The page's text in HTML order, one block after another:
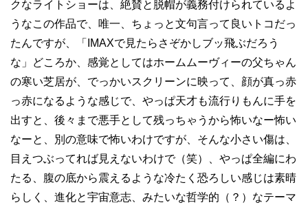
クなライトショーは、絶賛と脱帽が義務付けられているよ
うなこの作品で、唯一、ちょっと文句言って良いトコだっ
たんですが、「IMAXで見たらさぞかしブッ飛ぶだろう
な」どころか、感覚としてはホームムーヴィーの父ちゃん
の寒い芝居が、でっかいスクリーンに映って、顔が真っ赤
っ赤になるような感じで、やっぱ天才も流行りもんに手を
出すと、後々まで悪手として残っちゃうから怖いなー怖い
なーと、別の意味で怖いわけですが、そんな小さい傷は、
目えつぶってれば見えないわけで（笑）、やっぱ全編にわ
たる、腹の底から震えるような冷たく恐ろしい感じは素晴
らしく、進化と宇宙意志、みたいな哲学的（？）なテーマ